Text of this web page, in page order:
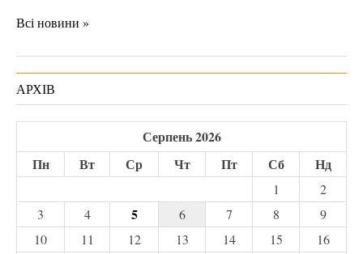
Всі новини »
АРХІВ
Серпень 2026
Пн
Вт Ср Чт Пт Сб Нд
1
2
3
4 5 6 7 8
9
10
11 12 13 14 15
16